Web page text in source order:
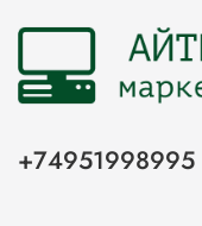
+74951998995